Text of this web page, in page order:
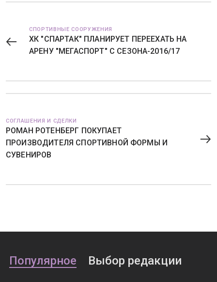
СПОРТИВНЫЕ СООРУЖЕНИЯ
ХК "СПАРТАК" ПЛАНИРУЕТ ПЕРЕЕХАТЬ НА
АРЕНУ "МЕГАСПОРТ" С СЕЗОНА-2016/17
СОГЛАШЕНИЯ И СДЕЛКИ
РОМАН РОТЕНБЕРГ ПОКУПАЕТ
ПРОИЗВОДИТЕЛЯ СПОРТИВНОЙ ФОРМЫ И
СУВЕНИРОВ
Популярное Выбор редакции